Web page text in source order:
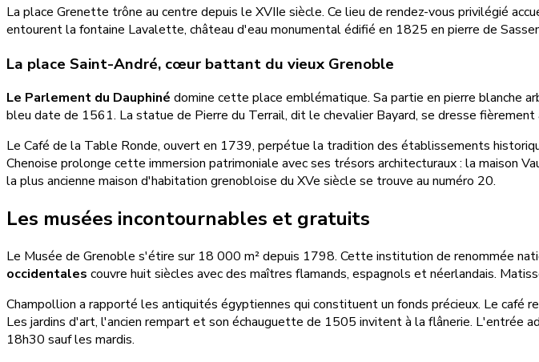
La place Grenette trône au centre depuis le XVIIe siècle. Ce lieu de rendez-vous privilégié
entourent la fontaine Lavalette, château d'eau monumental édifié en 1825 en pierre de
La place Saint-André, cœur battant du vieux Grenoble
Le Parlement du Dauphiné domine cette place emblématique. Sa partie en pierre blanche
bleu date de 1561. La statue de Pierre du Terrail, dit le chevalier Bayard, se dresse fièrement
Le Café de la Table Ronde, ouvert en 1739, perpétue la tradition des établissements
Chenoise prolonge cette immersion patrimoniale avec ses trésors architecturaux : la maison
la plus ancienne maison d'habitation grenobloise du XVe siècle se trouve au numéro 20.
Les musées incontournables et gratuits
Le Musée de Grenoble s'étire sur 18 000 m² depuis 1798. Cette institution de renommée
occidentales couvre huit siècles avec des maîtres flamands, espagnols et néerlandais.
Champollion a rapporté les antiquités égyptiennes qui constituent un fonds précieux. Le
Les jardins d'art, l'ancien rempart et son échauguette de 1505 invitent à la flânerie. L'entrée
18h30 sauf les mardis.